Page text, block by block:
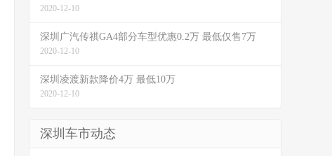
2020-12-10
深圳广汽传祺GA4部分车型优惠0.2万 最低仅售7万
2020-12-10
深圳凌渡新款降价4万 最低10万
2020-12-10
深圳车市动态